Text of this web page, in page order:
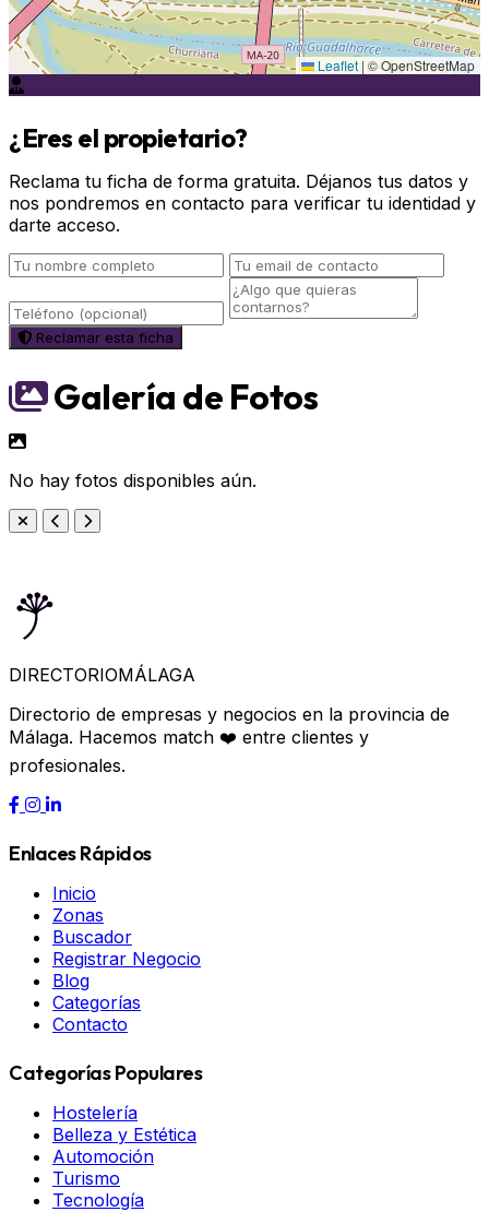
Leaflet | © OpenStreetMap
¿Eres el propietario?
Reclama tu ficha de forma gratuita. Déjanos tus datos y
nos pondremos en contacto para verificar tu identidad y
darte acceso.
Reclamar esta ficha
Galería de Fotos
No hay fotos disponibles aún.
DIRECTORIOMÁLAGA
Directorio de empresas y negocios en la provincia de
Málaga. Hacemos match ❤️ entre clientes y
profesionales.
Enlaces Rápidos
Inicio
Zonas
Buscador
Registrar Negocio
Blog
Categorías
Contacto
Categorías Populares
Hostelería
Belleza y Estética
Automoción
Turismo
Tecnología